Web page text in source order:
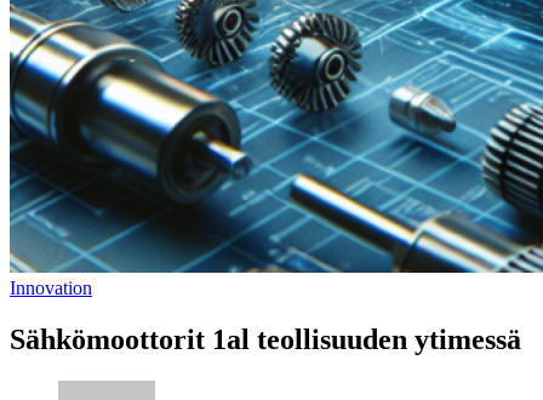
Innovation
Sähkömoottorit 1al teollisuuden ytimessä